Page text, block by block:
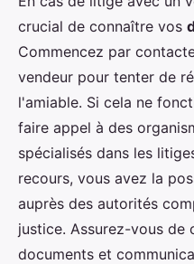
crucial de connaître vos
Commencez par
vendeur pour tenter de
l'amiable. Si cela ne
faire appel à des
spécialisés dans les
recours, vous avez la
auprès des autorités
justice. Assurez-vous de
documents et